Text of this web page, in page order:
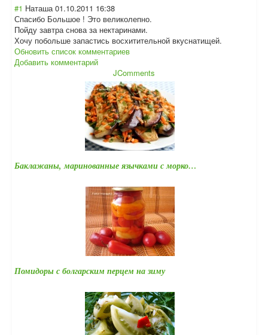
#1 Наташа 01.10.2011 16:38
Спасибо Большое ! Это великолепно.
Пойду завтра снова за нектаринами.
Хочу побольше запастись восхитительной вкуснатищей.
Обновить список комментариев
Добавить комментарий
JComments
Баклажаны, маринованные язычками с морко…
Помидоры с болгарским перцем на зиму